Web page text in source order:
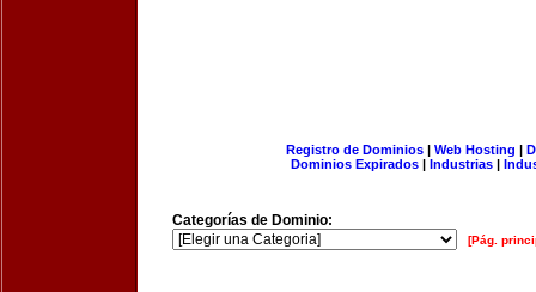
Registro de Dominios| Web Hosting |
Dominios Expirados | Industrias |
Categorías de Dominio:
[Pág.